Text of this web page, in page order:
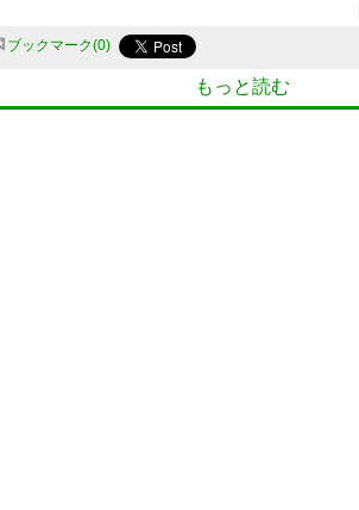
ブックマーク 0
もっと読む